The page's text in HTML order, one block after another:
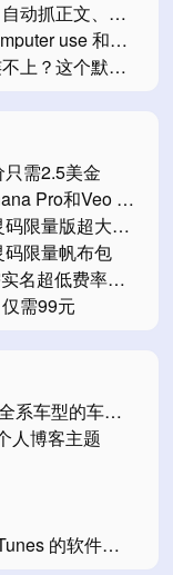
动抓正文、图
use 和
上？这个默认
需2.5美金
Pro和Veo 3
限量版超大鼠
限量帆布包
名超低费率的
需99元
系车型的车机
人博客主题
的软件